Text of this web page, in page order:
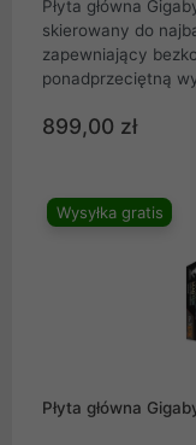
Płyta główna
skierowany do
zapewniający
ponadprzeciętną
najnowsze
899,00 zł
Wysyłka gratis
Płyta główna